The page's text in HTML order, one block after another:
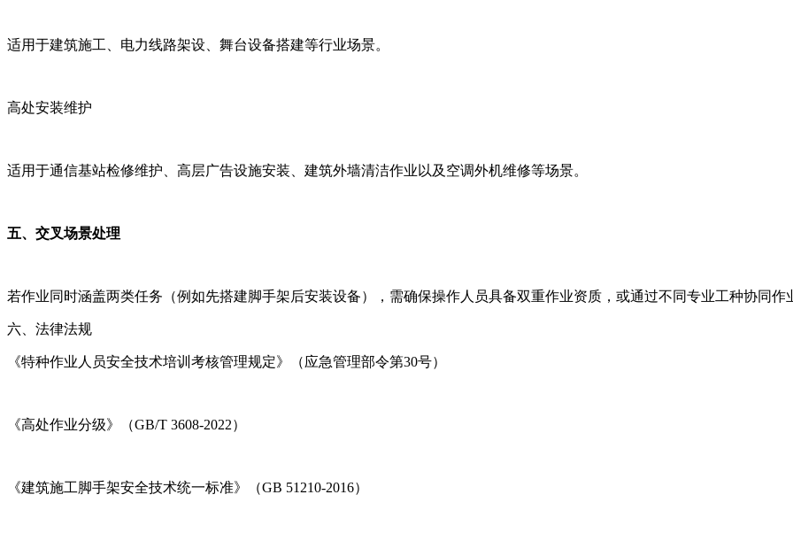
适用于建筑施工、电力线路架设、舞台设备搭建等行业场景。
高处安装维护
适用于通信基站检修维护、高层广告设施安装、建筑外墙清洁作业以及空调外机维修等场景。
五、交叉场景处理
若作业同时涵盖两类任务（例如先搭建脚手架后安装设备），需确保操作人员具备双重作业资质，或通过不同专业工种协同
六、法律法规
《特种作业人员安全技术培训考核管理规定》（应急管理部令第30号）
《高处作业分级》（GB/T 3608-2022）
《建筑施工脚手架安全技术统一标准》（GB 51210-2016）